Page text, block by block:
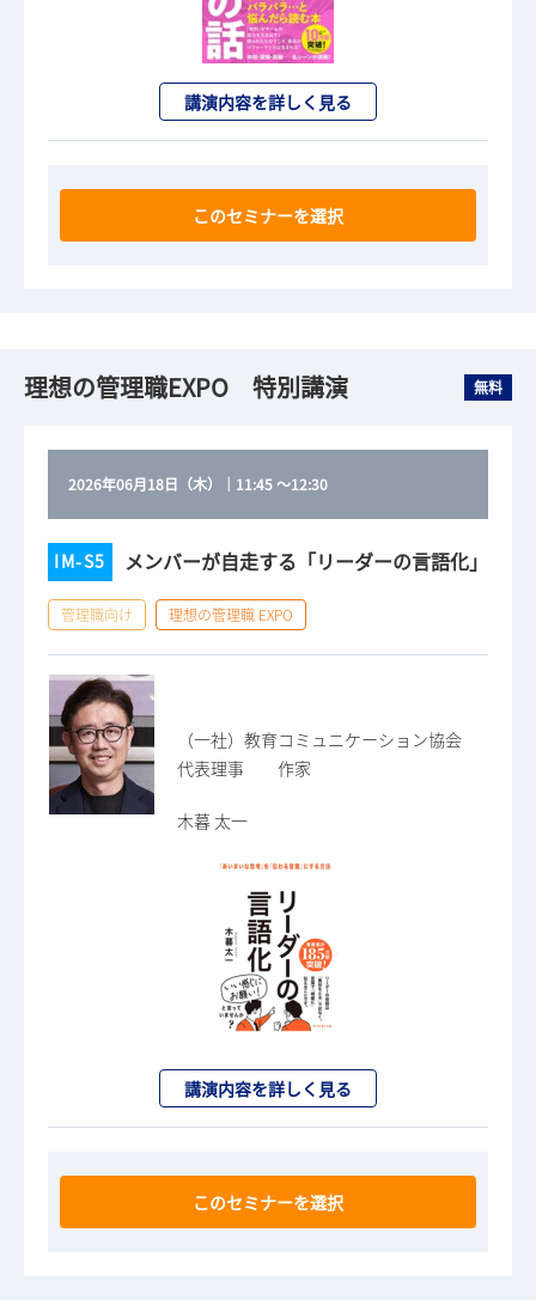
講演内容を詳しく見る
このセミナーを選択
理想の管理職EXPO 特別講演 無料
2026年06月18日（木） ｜ 11:45～12:30
IM-S5 メンバーが自走する「リーダーの言語化」
管理職向け 理想の管理職 EXPO
（一社）教育コミュニケーション協会
代表理事 作家
木暮 太一
講演内容を詳しく見る
このセミナーを選択